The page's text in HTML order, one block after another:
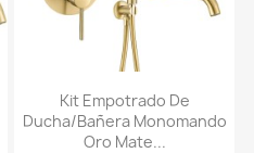
Kit Empotrado De
Ducha/bañera Monomando
Oro Mate...